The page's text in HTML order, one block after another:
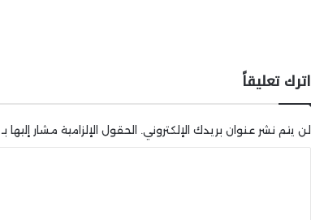
اترك تعليقاً
لن يتم نشر عنوان بريدك الإلكتروني. الحقول الإلزامية مشار إليها بـ